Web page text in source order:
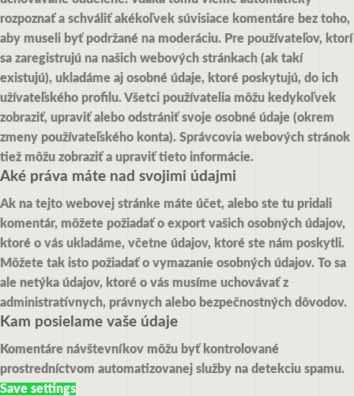
rozpoznať a schváliť akékoľvek súvisiace komentáre bez toho,
aby museli byť podržané na moderáciu. Pre používateľov, ktorí
sa zaregistrujú na našich webových stránkach (ak takí
existujú), ukladáme aj osobné údaje, ktoré poskytujú, do ich
užívateľského profilu. Všetci používatelia môžu kedykoľvek
zobraziť, upraviť alebo odstrániť svoje osobné údaje (okrem
zmeny používateľského konta). Správcovia webových stránok
tiež môžu zobraziť a upraviť tieto informácie.
Aké práva máte nad svojimi údajmi
Ak na tejto webovej stránke máte účet, alebo ste tu pridali
komentár, môžete požiadať o export vašich osobných údajov,
ktoré o vás ukladáme, včetne údajov, ktoré ste nám poskytli.
Môžete tak isto požiadať o vymazanie osobných údajov. To sa
ale netýka údajov, ktoré o vás musíme uchovávať z
administratívnych, právnych alebo bezpečnostných dôvodov.
Kam posielame vaše údaje
Komentáre návštevníkov môžu byť kontrolované
prostredníctvom automatizovanej služby na detekciu spamu.
Save settings